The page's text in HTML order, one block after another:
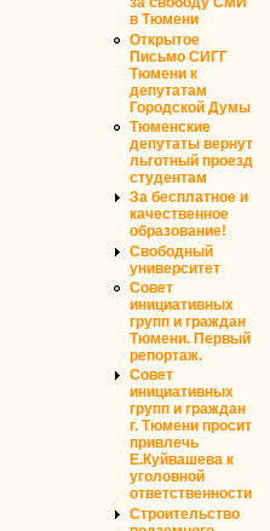
в Тюмени
Открытое
Письмо СИГГ
Тюмени к
депутатам
Городской Думы
Тюменские
депутаты вернут
льготный проезд
студентам
За бесплатное и
качественное
образование!
Свободный
университет
Совет
инициативных
групп и граждан
Тюмени. Первый
репортаж.
Совет
инициативных
групп и граждан
г. Тюмени просит
привлечь
Е.Куйвашева к
уголовной
ответственности
Строительство